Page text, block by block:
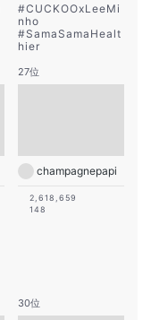
#CUCKOOxLeeMi
nho
#SamaSamaHealt
hier
27位
champagnepapi
2,618,659
148
30位